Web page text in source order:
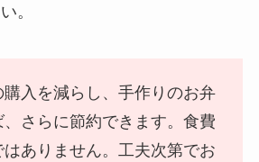
。
入を減らし、手作りのお弁
さらに節約できます。食費
ありません。工夫次第でお